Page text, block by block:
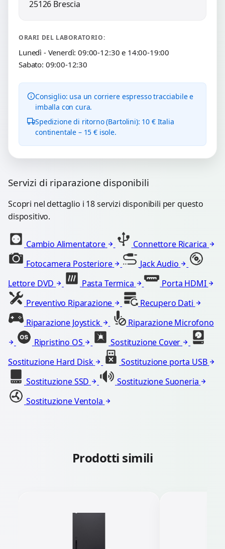
25126 Brescia
ORARI DEL LABORATORIO:
Lunedì - Venerdì: 09:00-12:30 e 14:00-19:00
Sabato: 09:00-12:30
Consiglio: usa un corriere espresso tracciabile e
imballa con cura.
Spedizione di ritorno (Bartolini): 10 € Italia
continentale – 15 € isole.
Servizi di riparazione disponibili
Scopri nel dettaglio i 18 servizi disponibili per questo
dispositivo.
Cambio Alimentatore
Connettore Ricarica
Fotocamera Posteriore
Jack Audio
Lettore DVD
Pasta Termica
Porta HDMI
Preventivo Riparazione
Recupero Dati
Riparazione Joystick
Riparazione Microfono
Ripristino OS
Sostituzione Cover
Sostituzione Hard Disk
Sostituzione porta USB
Sostituzione SSD
Sostituzione Suoneria
Sostituzione Ventola
Prodotti simili